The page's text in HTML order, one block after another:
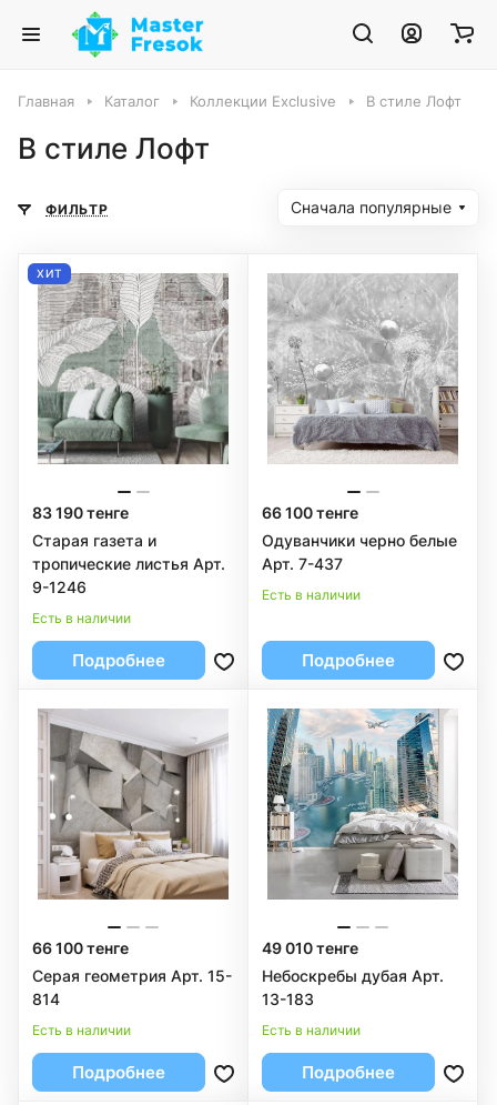
Главная Каталог Коллекции Exclusive В стиле Лофт
В стиле Лофт
ФИЛЬТР Сначала популярные
ХИТ
83 190 тенге
Старая газета и
тропические листья Арт.
9-1246
Есть в наличии
Подробнее
66 100 тенге
Одуванчики черно белые
Арт. 7-437
Есть в наличии
Подробнее
66 100 тенге
Серая геометрия Арт. 15-
814
Есть в наличии
Подробнее
49 010 тенге
Небоскребы дубая Арт.
13-183
Есть в наличии
Подробнее